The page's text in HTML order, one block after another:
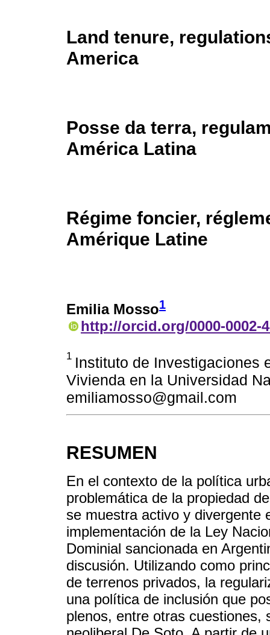
Land tenure,
America
Posse da terra,
América Latina
Régime foncier,
Amérique Latine
Emilia Mosso1
http://orcid.org/0000-0002-
1 Instituto de Investigaciones
Vivienda en la Universidad
emiliamosso@gmail.com
RESUMEN
En el contexto de la política
problemática de la propiedad
se muestra activo y divergente
implementación de la Ley
Dominial sancionada en
discusión. Utilizando como
de terrenos privados, la
una política de inclusión que
plenos, entre otras cuestiones,